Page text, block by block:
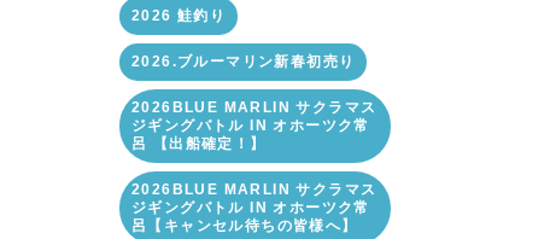
2026 鮭釣り
2026.ブルーマリン新春初売り
2026BLUE MARLIN サクラマス
ジギングバトル IN オホーツク常
呂 【出船確定！】
2026BLUE MARLIN サクラマス
ジギングバトル IN オホーツク常
呂【キャンセル待ちの皆様へ】